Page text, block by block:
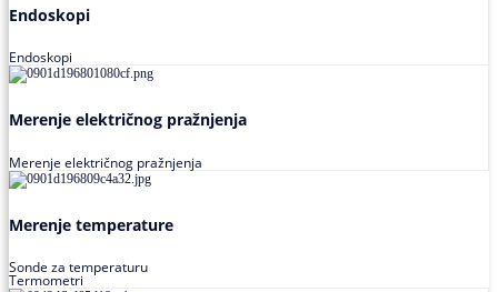
Endoskopi
Endoskopi
Merenje električnog pražnjenja
Merenje električnog pražnjenja
Merenje temperature
Sonde za temperaturu
Termometri